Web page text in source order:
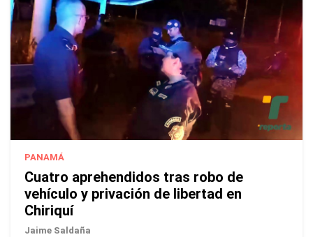
PANAMÁ
Cuatro aprehendidos tras robo de
vehículo y privación de libertad en
Chiriquí
Jaime Saldaña